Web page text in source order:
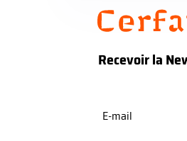
Recevoir la
mail(Nécessaire)